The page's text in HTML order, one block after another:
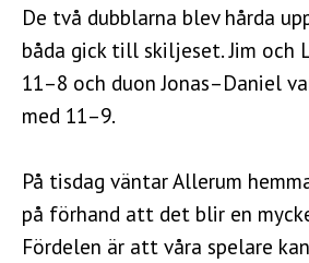
De två dubblarna blev hårda
båda gick till skiljeset. Jim och
11–8 och duon Jonas–Daniel
med 11–9.
På tisdag väntar Allerum
på förhand att det blir en
Fördelen är att våra spelare